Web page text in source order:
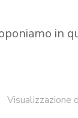
in
Visualizzazione